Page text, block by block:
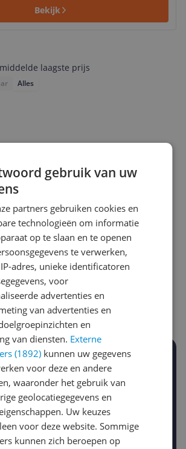
Bekijk
laagste prijs
Alles
Hoogste prijs ooit
€ 95,83
07-08-2026
in en mis geen prijsdaling
zodra de prijs zakt
of bedrag
Gewenste prijs
gebruik van uw
partners gebruiken cookies en
technologieën om informatie
op te slaan en te openen
te verwerken,
adres, unieke identificatoren
voor
advertenties en
van advertenties en
en
van diensten. Externe
(1892) kunnen uw gegevens
voor deze en andere
waaronder het gebruik van
geolocatiegegevens en
Uw keuzes
voor deze website. Sommige
kunnen zich beroepen op